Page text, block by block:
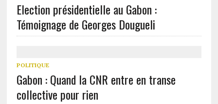
Election présidentielle au Gabon :
Témoignage de Georges Dougueli
POLITIQUE
Gabon : Quand la CNR entre en transe
collective pour rien